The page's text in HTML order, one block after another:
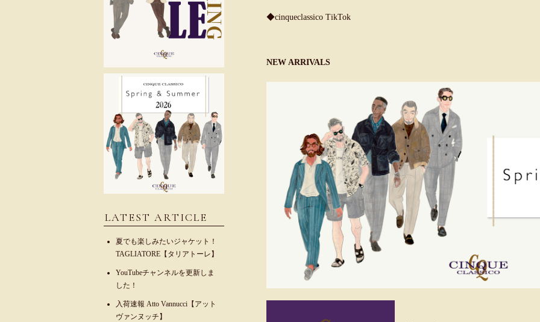
◆cinqueclassico TikTok
NEW ARRIVALS
LATEST ARTICLE
夏でも楽しみたいジャケット！
TAGLIATORE【タリアトーレ】
YouTubeチャンネルを更新しま
した！
入荷速報 Atto Vannucci【アット
ヴァンヌッチ】